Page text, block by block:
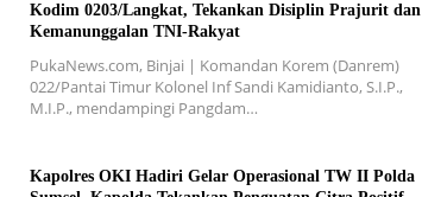
Kodim 0203/Langkat, Tekankan Disiplin Prajurit dan
Kemanunggalan TNI-Rakyat
PukaNews.com, Binjai | Komandan Korem (Danrem)
022/Pantai Timur Kolonel Inf Sandi Kamidianto, S.I.P.,
M.I.P., mendampingi Pangdam…
Kapolres OKI Hadiri Gelar Operasional TW II Polda